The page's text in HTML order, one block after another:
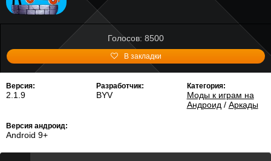
Голосов: 8500
В закладки
Версия:
2.1.9
Разработчик:
BYV
Категория:
Моды к играм на
Андроид / Аркады
Версия андроид:
Android 9+